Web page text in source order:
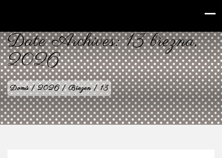
Date Archives:13 března,
2026
Domů|2026|Březen|13